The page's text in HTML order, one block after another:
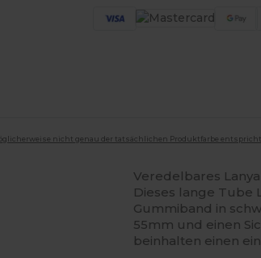
nicht genau der tatsächlichen Produktfarbe entspricht.
Veredelbares
Dieses lange Tube
Gummiband in
55mm und einen
beinhalten einen